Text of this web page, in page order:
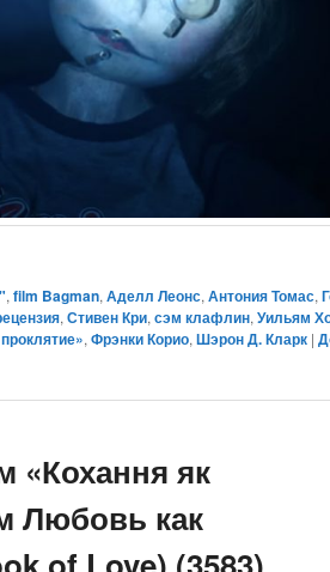
,film Bagman,Аделл Леонс,Антония Томас,
,Стивен Кри,сэм клафлин,Уильям
,Фрэнки Корио,Шэрон Д. Кларк |
«Кохання як
Любовь как